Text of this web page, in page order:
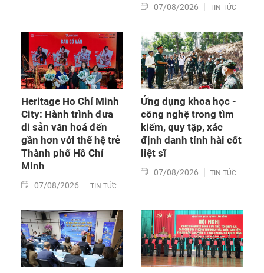
07/08/2026 TIN TỨC
Heritage Ho Chí Minh
City: Hành trình đưa
di sản văn hoá đến
gần hơn với thế hệ trẻ
Thành phố Hồ Chí
Minh
07/08/2026 TIN TỨC
Ứng dụng khoa học -
công nghệ trong tìm
kiếm, quy tập, xác
định danh tính hài cốt
liệt sĩ
07/08/2026 TIN TỨC